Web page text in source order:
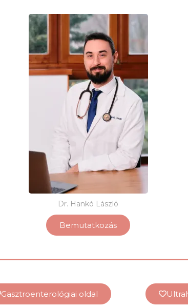
Dr. Hankó László
Bemutatkozás
Gasztroenterológiai oldal